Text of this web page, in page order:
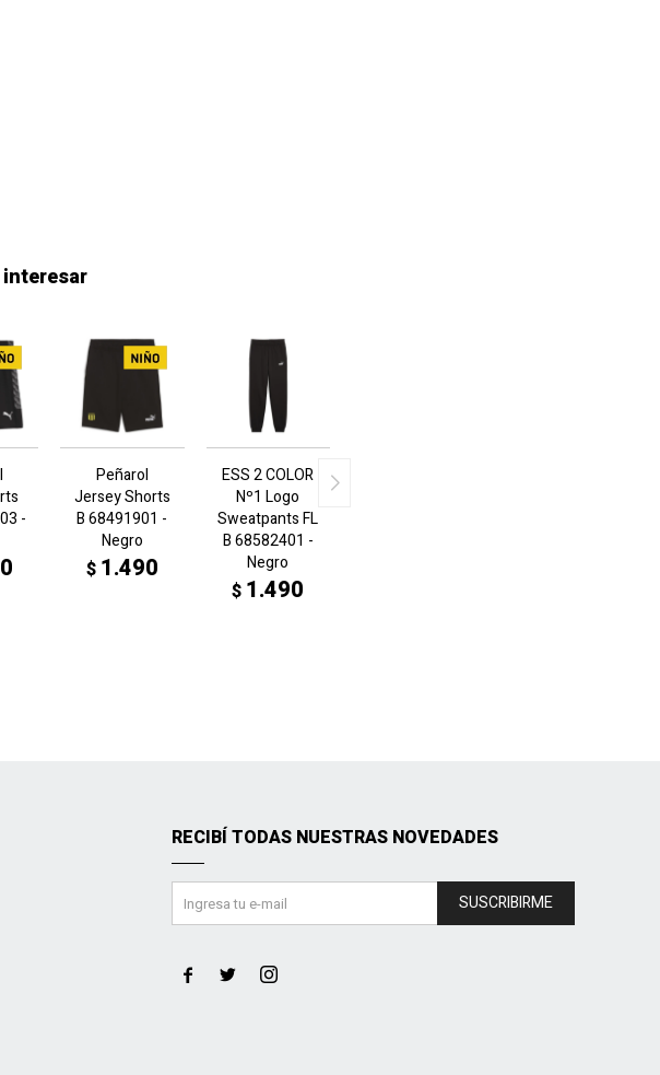
-
Peñarol
Jersey Shorts
B 68491901 -
Negro
$ 1.490
ESS 2 COLOR
Nº1 Logo
Sweatpants FL
B 68582401 -
Negro
$ 1.490
RECIBÍ TODAS NUESTRAS NOVEDADES
SUSCRIBIRME
  